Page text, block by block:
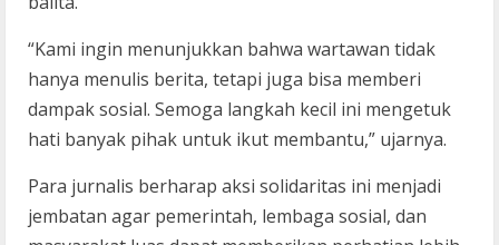
“Kami ingin menunjukkan bahwa wartawan tidak
hanya menulis berita, tetapi juga bisa memberi
dampak sosial. Semoga langkah kecil ini mengetuk
hati banyak pihak untuk ikut membantu,” ujarnya.
Para jurnalis berharap aksi solidaritas ini menjadi
jembatan agar pemerintah, lembaga sosial, dan